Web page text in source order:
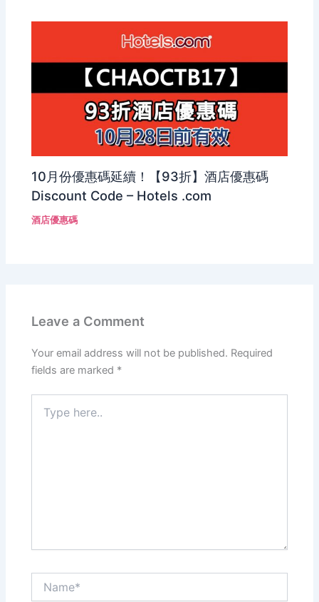
10月份優惠碼延續！【93折】酒店優惠碼
Discount Code – Hotels .com
酒店優惠碼
Leave a Comment
Your email address will not be published. Required
fields are marked *
here..